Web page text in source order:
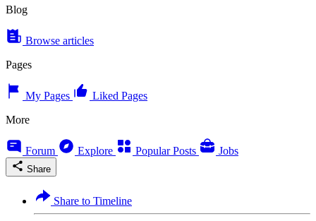
Blog
Browse articles
Pages
My Pages
Liked Pages
More
Forum Explore Popular Posts Jobs
Share
Share to Timeline